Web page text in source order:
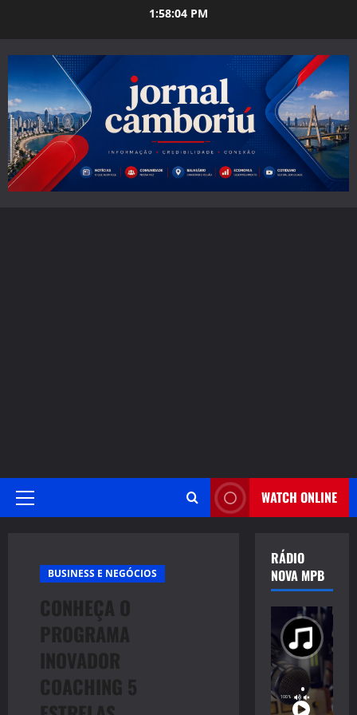
1:58:05 PM
Primary
WATCH ONLINE
BUSINESS E NEGÓCIOS
CONHEÇA O
PROGRAMA
INOVADOR
COACHING 5
RÁDIO
NOVA MPB